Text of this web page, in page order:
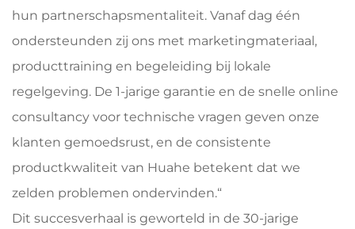
hun partnerschapsmentaliteit. Vanaf dag één
ondersteunden zij ons met marketingmateriaal,
producttraining en begeleiding bij lokale
regelgeving. De 1-jarige garantie en de snelle online
consultancy voor technische vragen geven onze
klanten gemoedsrust, en de consistente
productkwaliteit van Huahe betekent dat we
zelden problemen ondervinden.“
Dit succesverhaal is geworteld in de 30-jarige